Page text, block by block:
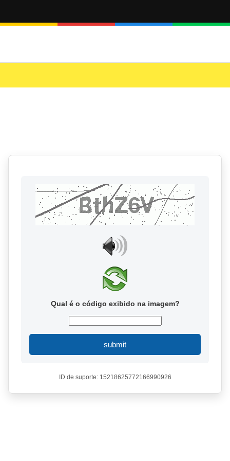
Qual é o código exibido na imagem?
submit
ID de suporte: 15218625772166990926